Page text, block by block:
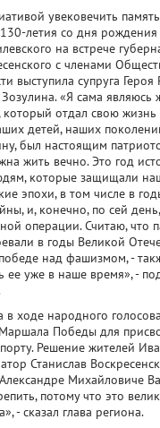
увековечить
летия со дня рождения
на встрече
с членами
выступила супруга
«Я сама являюсь
который отдал свою
детей, наших
был настоящим
жить вечно. Это год
которые защищали
эпохи, в том числе в
и, конечно, по сей
операции. Считаю, что
в годы Великой
над фашизмом, -
ее уже в наше время», -
в ходе народного
Победы для
Решение жителей
Станислав
Михайловиче
потому что это
- сказал глава региона.